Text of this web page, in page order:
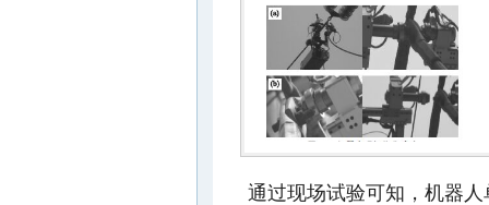
通过现场试验可知，机器